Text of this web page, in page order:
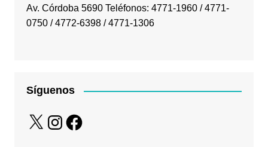
Av. Córdoba 5690 Teléfonos: 4771-1960 / 4771-
0750 / 4772-6398 / 4771-1306
Síguenos
X InstagramFacebook